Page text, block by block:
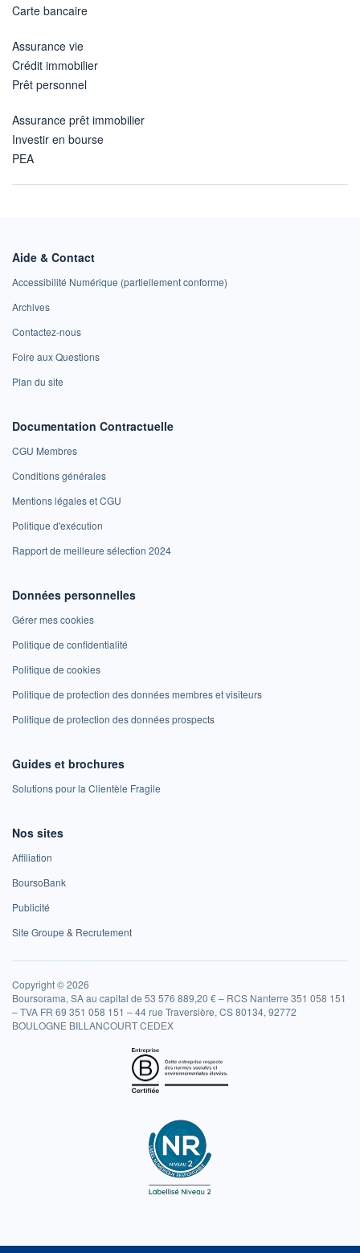
Carte bancaire
Assurance vie
Crédit immobilier
Prêt personnel
Assurance prêt immobilier
Investir en bourse
PEA
Aide & Contact
Accessibilité Numérique (partiellement conforme)
Archives
Contactez-nous
Foire aux Questions
Plan du site
Documentation Contractuelle
CGU Membres
Conditions générales
Mentions légales et CGU
Politique d'exécution
Rapport de meilleure sélection 2024
Données personnelles
Gérer mes cookies
Politique de confidentialité
Politique de cookies
Politique de protection des données membres et visiteurs
Politique de protection des données prospects
Guides et brochures
Solutions pour la Clientèle Fragile
Nos sites
Affiliation
BoursoBank
Publicité
Site Groupe & Recrutement
Copyright © 2026
Boursorama, SA au capital de 53 576 889,20 € – RCS Nanterre 351 058 151
– TVA FR 69 351 058 151 – 44 rue Traversière, CS 80134, 92772
BOULOGNE BILLANCOURT CEDEX